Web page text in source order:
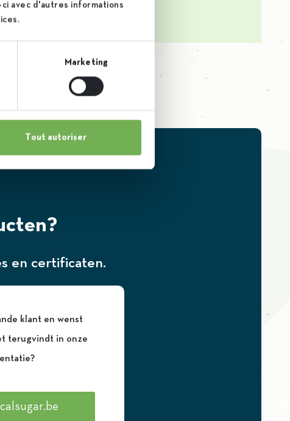
avec d'autres informations
Marketing
Tout autoriser
en certificaten.
klant en wenst
terugvindt in onze